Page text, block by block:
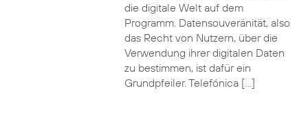
die digitale Welt auf dem
Programm. Datensouveränität, also
das Recht von Nutzern, über die
Verwendung ihrer digitalen Daten
zu bestimmen, ist dafür ein
Grundpfeiler. Telefónica […]